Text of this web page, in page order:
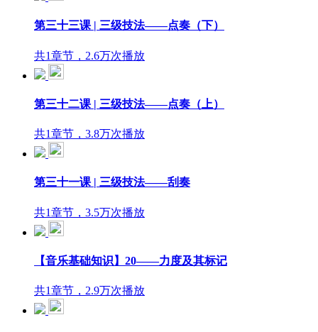
第三十三课 | 三级技法——点奏（下）
共1章节，2.6万次播放
第三十二课 | 三级技法——点奏（上）
共1章节，3.8万次播放
第三十一课 | 三级技法——刮奏
共1章节，3.5万次播放
【音乐基础知识】20——力度及其标记
共1章节，2.9万次播放